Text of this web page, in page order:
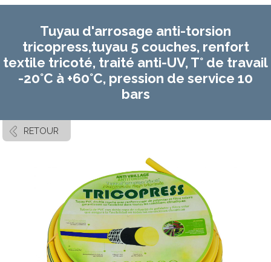
Tuyau d'arrosage anti-torsion
tricopress,tuyau 5 couches, renfort
textile tricoté, traité anti-UV, T° de travail
-20°C à +60°C, pression de service 10
bars
RETOUR